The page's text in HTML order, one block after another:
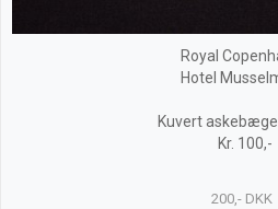
Royal
Hotel
Kuvert
Kr. 100,-
200,- DKK